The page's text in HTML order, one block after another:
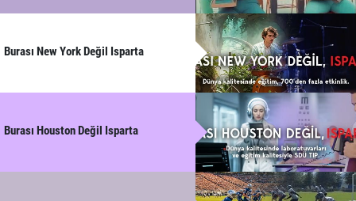
Burası New York Değil Isparta
Burası Houston Değil Isparta